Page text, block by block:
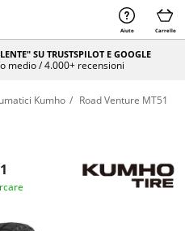
Aiuto Carrello
SU TRUSTSPILOT E GOOGLE
medio / 4.000+ recensioni
Kumho
Road Venture MT51